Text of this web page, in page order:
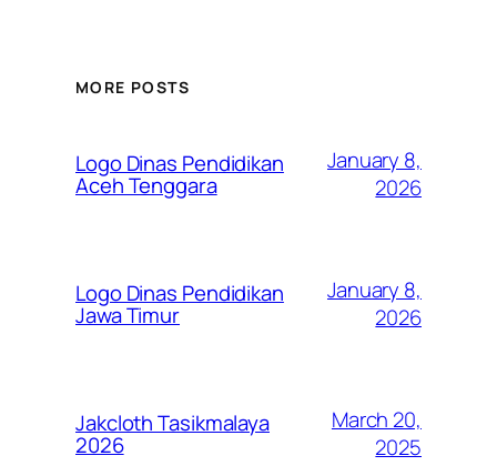
MORE POSTS
Logo Dinas Pendidikan
Aceh Tenggara
January 8,
2026
Logo Dinas Pendidikan
Jawa Timur
January 8,
2026
Jakcloth Tasikmalaya
2026
March 20,
2025